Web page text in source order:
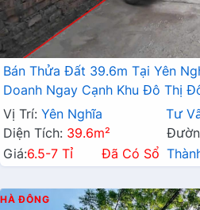
Bán Thửa Đất 39.6m Tại Yên
Doanh Ngay Cạnh Khu Đô Thị
Vị Trí: Yên Nghĩa Tư
Diện Tích: 39.6m²
Giá:6.5-7 Tỉ Đã Có Sổ
HÀ ĐÔNG